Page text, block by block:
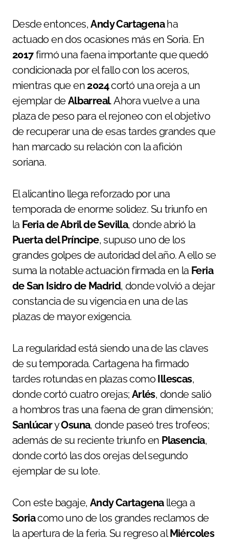
Desde entonces,Andy Cartagenaha
actuado en dos ocasiones más en Soria. En
2017firmó una faena importante que quedó
condicionada por el fallo con los aceros,
mientras que en2024cortó una oreja a un
ejemplar deAlbarreal. Ahora vuelve a una
plaza de peso para el rejoneo con el objetivo
de recuperar una de esas tardes grandes que
han marcado su relación con la afición
soriana.
El alicantino llega reforzado por una
temporada de enorme solidez. Su triunfo en
la Feria de Abril de Sevilla, donde abrió la
Puerta del Príncipe, supuso uno de los
grandes golpes de autoridad del año. A ello se
suma la notable actuación firmada en la Feria
de San Isidro de Madrid, donde volvió a dejar
constancia de su vigencia en una de las
plazas de mayor exigencia.
La regularidad está siendo una de las claves
de su temporada. Cartagena ha firmado
tardes rotundas en plazas comoIllescas,
donde cortó cuatro orejas; Arlés, donde salió
a hombros tras una faena de gran dimensión;
SanlúcaryOsuna, donde paseó tres trofeos;
además de su reciente triunfo en Plasencia,
donde cortó las dos orejas del segundo
ejemplar de su lote.
Con este bagaje, Andy Cartagenallega a
Soriacomo uno de los grandes reclamos de
la apertura de la feria. Su regreso alMiércoles